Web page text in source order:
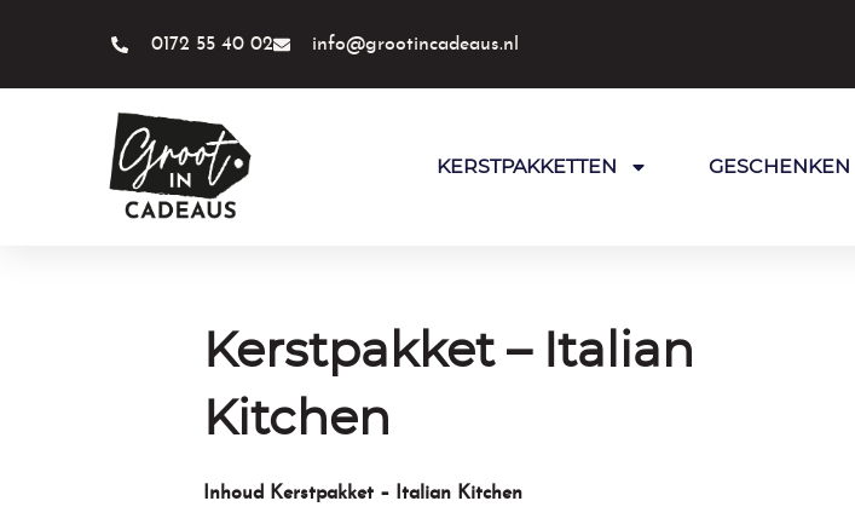
0172 55 40 02 info@grootincadeaus.nl
KERSTPAKKETTEN GESCHENKEN
Kerstpakket – Italian
Kitchen
Inhoud Kerstpakket – Italian Kitchen